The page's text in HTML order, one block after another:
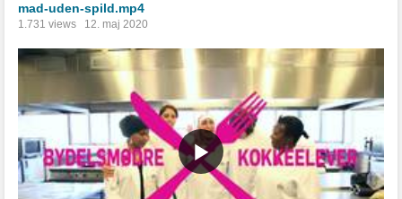
mad-uden-spild.mp4
1.731 views 12. maj 2020